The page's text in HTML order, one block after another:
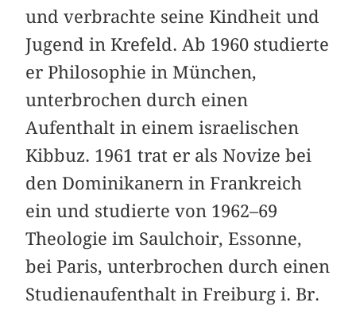
und ver­brachte seine Kindheit und
Jugend in Krefeld. Ab 1960 studierte
er Philosophie in München,
unterbrochen durch einen
Aufenthalt in einem israelischen
Kibbuz. 1961 trat er als Novize bei
den Dominikanern in Frankreich
ein und studierte von 1962–69
Theologie im Saulchoir, Essonne,
bei Paris, unterbrochen durch einen
Studienaufenthalt in Freiburg i. Br.